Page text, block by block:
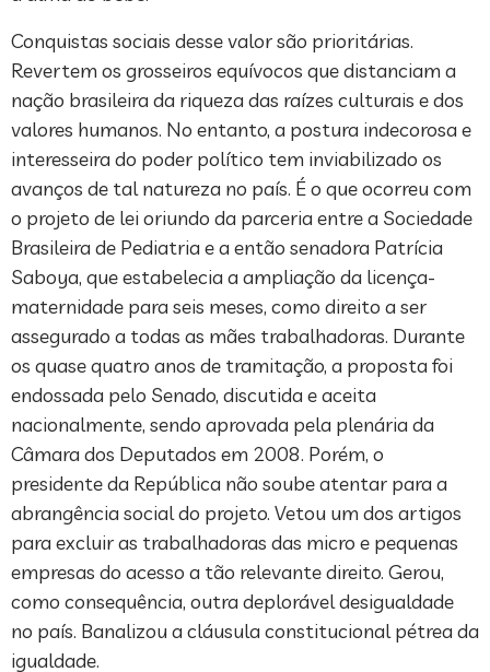
Conquistas sociais desse valor são prioritárias.
Revertem os grosseiros equívocos que distanciam a
nação brasileira da riqueza das raízes culturais e dos
valores humanos. No entanto, a postura indecorosa e
interesseira do poder político tem inviabilizado os
avanços de tal natureza no país. É o que ocorreu com
o projeto de lei oriundo da parceria entre a Sociedade
Brasileira de Pediatria e a então senadora Patrícia
Saboya, que estabelecia a ampliação da licença-
maternidade para seis meses, como direito a ser
assegurado a todas as mães trabalhadoras. Durante
os quase quatro anos de tramitação, a proposta foi
endossada pelo Senado, discutida e aceita
nacionalmente, sendo aprovada pela plenária da
Câmara dos Deputados em 2008. Porém, o
presidente da República não soube atentar para a
abrangência social do projeto. Vetou um dos artigos
para excluir as trabalhadoras das micro e pequenas
empresas do acesso a tão relevante direito. Gerou,
como consequência, outra deplorável desigualdade
no país. Banalizou a cláusula constitucional pétrea da
igualdade.